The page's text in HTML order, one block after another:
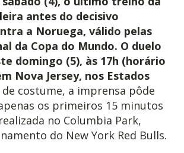
antes do decisivo
a Noruega, válido pelas
da Copa do Mundo. O duelo
domingo (5), às 17h (horário
Nova Jersey, nos Estados
de costume, a imprensa pôde
os primeiros 15 minutos
no Columbia Park,
do New York Red Bulls.